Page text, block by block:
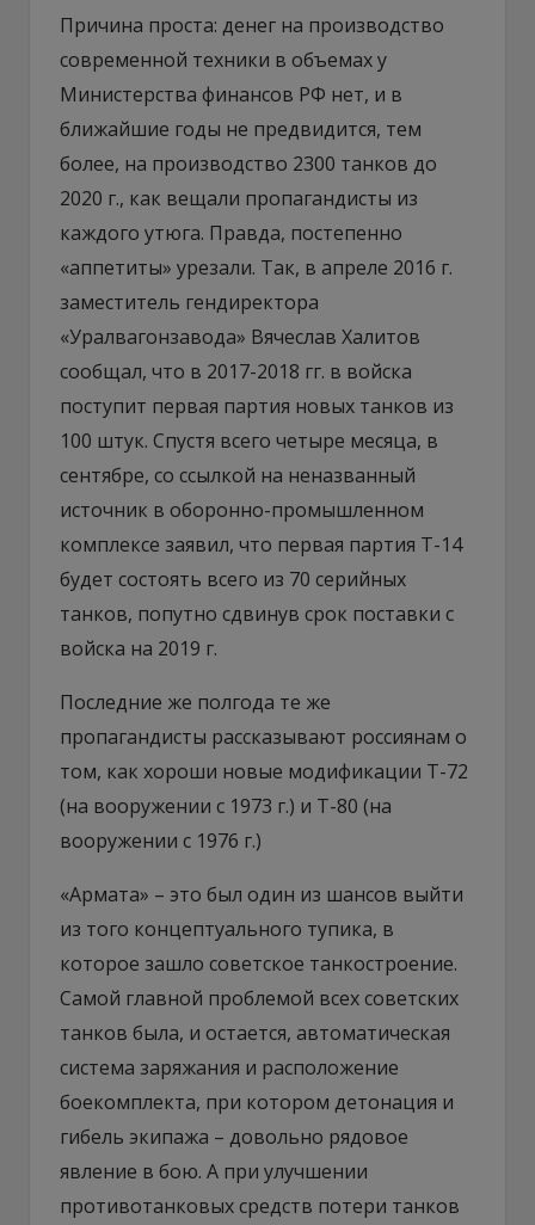
Причина проста: денег на производство
современной техники в объемах у
Министерства финансов РФ нет, и в
ближайшие годы не предвидится, тем
более, на производство 2300 танков до
2020 г., как вещали пропагандисты из
каждого утюга. Правда, постепенно
«аппетиты» урезали. Так, в апреле 2016 г.
заместитель гендиректора
«Уралвагонзавода» Вячеслав Халитов
сообщал, что в 2017-2018 гг. в войска
поступит первая партия новых танков из
100 штук. Спустя всего четыре месяца, в
сентябре, со ссылкой на неназванный
источник в оборонно-промышленном
комплексе заявил, что первая партия Т-14
будет состоять всего из 70 серийных
танков, попутно сдвинув срок поставки с
войска на 2019 г.
Последние же полгода те же
пропагандисты рассказывают россиянам о
том, как хороши новые модификации Т-72
(на вооружении с 1973 г.) и Т-80 (на
вооружении с 1976 г.)
«Армата» – это был один из шансов выйти
из того концептуального тупика, в
которое зашло советское танкостроение.
Самой главной проблемой всех советских
танков была, и остается, автоматическая
система заряжания и расположение
боекомплекта, при котором детонация и
гибель экипажа – довольно рядовое
явление в бою. А при улучшении
противотанковых средств потери танков